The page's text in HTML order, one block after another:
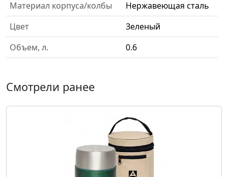
Материал корпуса/колбы
Нержавеющая сталь
Цвет
Зеленый
Объем, л.
0.6
Смотрели ранее